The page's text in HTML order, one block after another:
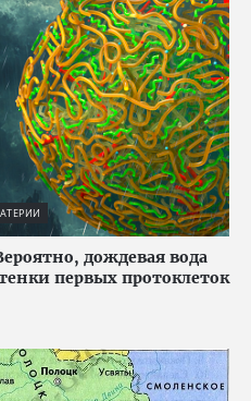
дождевая вода
первых протоклеток